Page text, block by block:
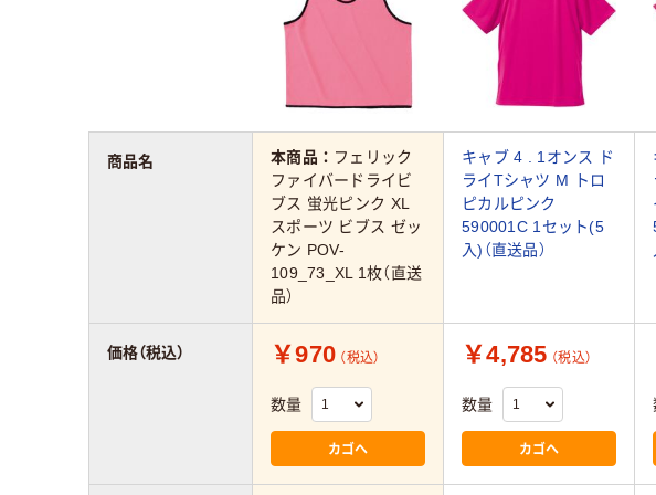
本商品： フェリック
ファイバードライビ
ブス 蛍光ピンク XL
スポーツ ビブス ゼッ
ケン POV-
109_73_XL 1枚（直送
品）
キャブ 4 . 1オンス ド
ライTシャツ M トロ
ピカルピンク
590001C 1セット(5
入)（直送品）
￥970 （税込）
数量
カゴへ
￥4,785 （税込）
数量
カゴへ
商品名
価格（税込）